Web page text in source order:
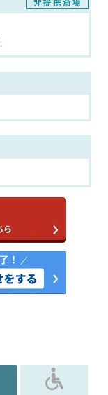
非提携斎場